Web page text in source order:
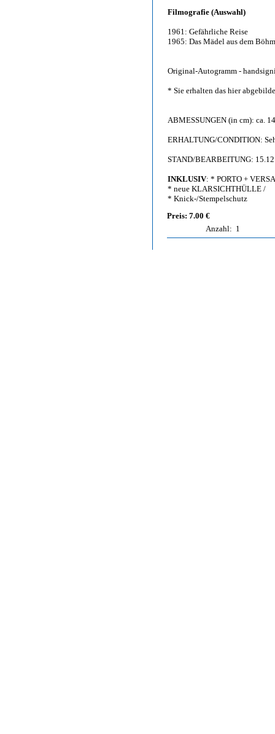
Filmografie (Auswahl)
1961: Gefährliche Reise
1965: Das Mädel aus dem
Original-Autogramm -
* Sie erhalten das hier
ABMESSUNGEN (in cm): ca.
ERHALTUNG/CONDITION:
STAND/BEARBEITUNG:
INKLUSIV: * PORTO +
* neue KLARSICHTHÜLLE /
* Knick-/Stempelschutz
Preis: 7.00 €
Anzahl: 1